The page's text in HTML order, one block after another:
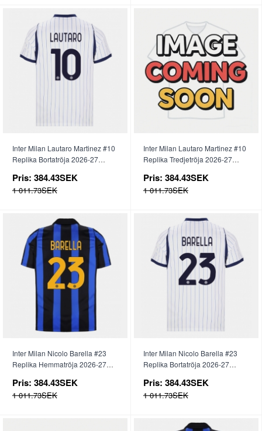
Inter Milan Lautaro Martinez #10
Replika Bortatröja 2026-27
Pris: 384.43SEK
1 011.73SEK
Inter Milan Lautaro Martinez #10
Replika Tredjetröja 2026-27
Pris: 384.43SEK
1 011.73SEK
Inter Milan Nicolo Barella #23
Replika Hemmatröja 2026-27
Pris: 384.43SEK
1 011.73SEK
Inter Milan Nicolo Barella #23
Replika Bortatröja 2026-27
Pris: 384.43SEK
1 011.73SEK